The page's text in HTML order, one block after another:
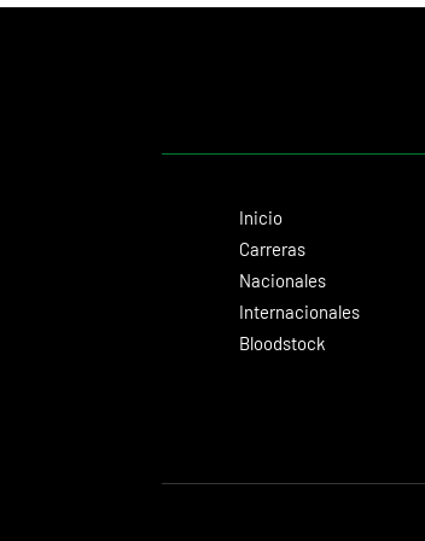
Inicio
Carreras
Nacionales
Internacionales
Bloodstock